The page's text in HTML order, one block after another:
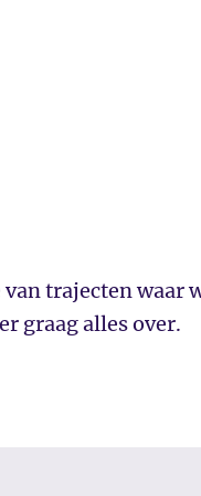
van trajecten waar
graag alles over.